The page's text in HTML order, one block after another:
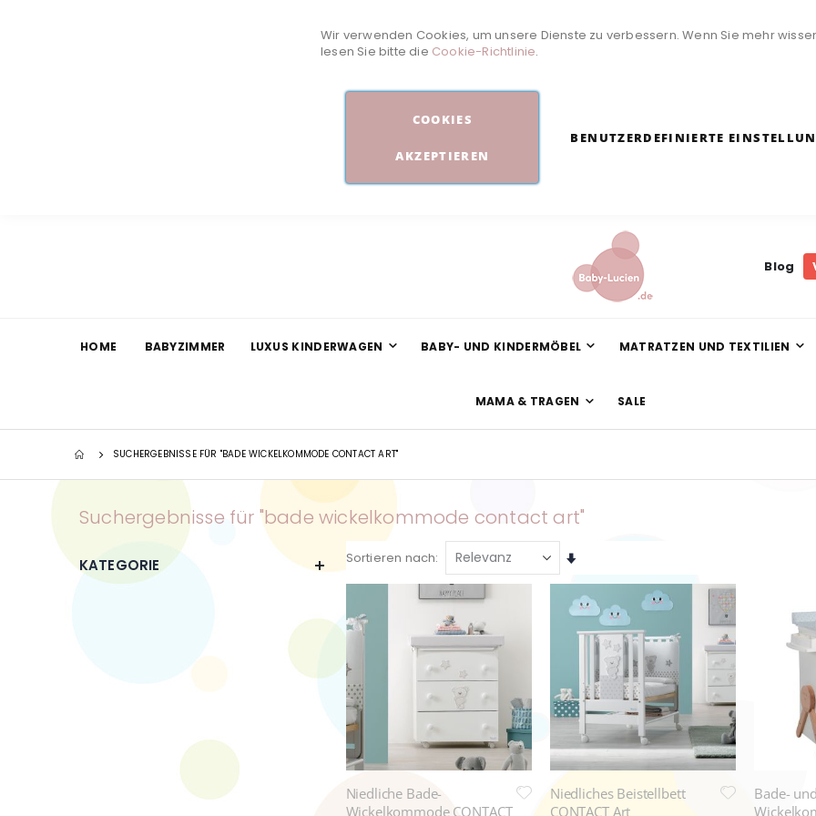
Wir verwenden Cookies, um unsere Dienste zu verbessern. Wenn Sie mehr
lesen Sie bitte die Cookie-Richtlinie.
COOKIES
AKZEPTIEREN
BENUTZERDEFINIERTE
Blog
HOME BABYZIMMER LUXUS KINDERWAGEN BABY- UND KINDERMÖBEL MATRATZEN UND TEXTILIEN
MAMA & TRAGEN SALE
SUCHERGEBNISSE FÜR "BADE WICKELKOMMODE CONTACT ART"
Suchergebnisse für "bade wickelkommode contact art"
Sortieren nach
Aufsteigend
Niedliche Bade-
Wickelkommode CONTACT
Niedliches Beistellbett
CONTACT Art
Bade- und
KATEGORIE